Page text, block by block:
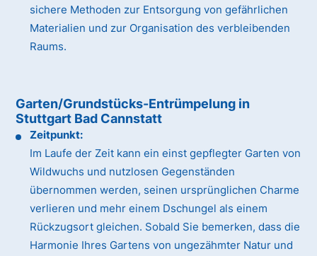
sichere Methoden zur Entsorgung von gefährlichen
Materialien und zur Organisation des verbleibenden
Raums.
Garten/Grundstücks-Entrümpelung in
Stuttgart Bad Cannstatt
Zeitpunkt:
Im Laufe der Zeit kann ein einst gepflegter Garten von
Wildwuchs und nutzlosen Gegenständen
übernommen werden, seinen ursprünglichen Charme
verlieren und mehr einem Dschungel als einem
Rückzugsort gleichen. Sobald Sie bemerken, dass die
Harmonie Ihres Gartens von ungezähmter Natur und